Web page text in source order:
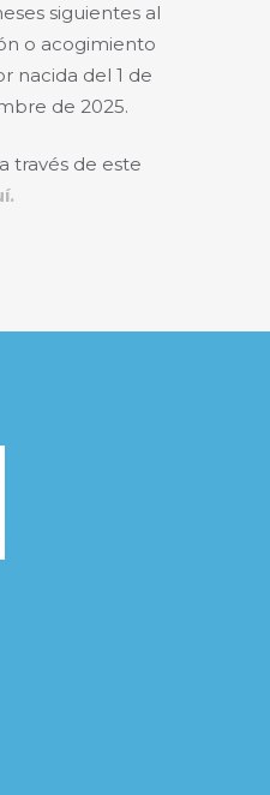
siguientes al
o acogimiento
nacida del 1 de
de 2025.
través de este